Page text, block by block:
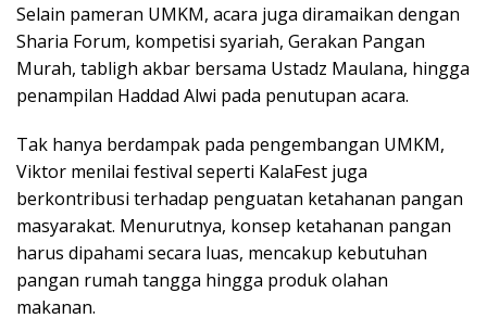
Selain pameran UMKM, acara juga diramaikan dengan
Sharia Forum, kompetisi syariah, Gerakan Pangan
Murah, tabligh akbar bersama Ustadz Maulana, hingga
penampilan Haddad Alwi pada penutupan acara.
Tak hanya berdampak pada pengembangan UMKM,
Viktor menilai festival seperti KalaFest juga
berkontribusi terhadap penguatan ketahanan pangan
masyarakat. Menurutnya, konsep ketahanan pangan
harus dipahami secara luas, mencakup kebutuhan
pangan rumah tangga hingga produk olahan
makanan.